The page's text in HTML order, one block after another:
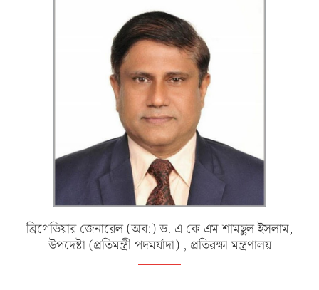
ব্রিগেডিয়ার জেনারেল (অব:) ড. এ কে এম শামছুল ইসলাম,
উপদেষ্টা (প্রতিমন্ত্রী পদমর্যাদা) , প্রতিরক্ষা মন্ত্রণালয়